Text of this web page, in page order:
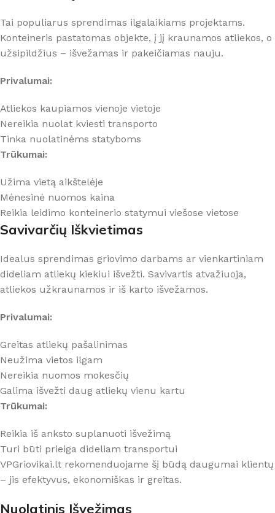
Tai populiarus sprendimas ilgalaikiams projektams.
Konteineris pastatomas objekte, į jį kraunamos atliekos, o
užsipildžius – išvežamas ir pakeičiamas nauju.
Privalumai:
Atliekos kaupiamos vienoje vietoje
Nereikia nuolat kviesti transporto
Tinka nuolatinėms statyboms
Trūkumai:
Užima vietą aikštelėje
Mėnesinė nuomos kaina
Reikia leidimo konteinerio statymui viešose vietose
Savivarčių Iškvietimas
Idealus sprendimas griovimo darbams ar vienkartiniam
dideliam atliekų kiekiui išvežti. Savivartis atvažiuoja,
atliekos užkraunamos ir iš karto išvežamos.
Privalumai:
Greitas atliekų pašalinimas
Neužima vietos ilgam
Nereikia nuomos mokesčių
Galima išvežti daug atliekų vienu kartu
Trūkumai:
Reikia iš anksto suplanuoti išvežimą
Turi būti prieiga dideliam transportui
VPGriovikai.lt rekomenduojame šį būdą daugumai klientų
– jis efektyvus, ekonomiškas ir greitas.
Nuolatinis Išvežimas